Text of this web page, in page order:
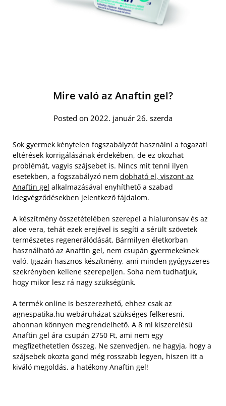
Mire való az Anaftin gel?
Posted on 2022. január 26. szerda
Sok gyermek kénytelen fogszabályzót használni a fogazati
eltérések korrigálásának érdekében, de ez okozhat
problémát, vagyis szájsebet is. Nincs mit tenni ilyen
esetekben, a fogszabályzó nem dobható el, viszont az
Anaftin gel alkalmazásával enyhíthető a szabad
idegvégződésekben jelentkező fájdalom.
A készítmény összetételében szerepel a hialuronsav és az
aloe vera, tehát ezek erejével is segíti a sérült szövetek
természetes regenerálódását. Bármilyen életkorban
használható az Anaftin gel, nem csupán gyermekeknek
való. Igazán hasznos készítmény, ami minden gyógyszeres
szekrényben kellene szerepeljen. Soha nem tudhatjuk,
hogy mikor lesz rá nagy szükségünk.
A termék online is beszerezhető, ehhez csak az
agnespatika.hu webáruházat szükséges felkeresni,
ahonnan könnyen megrendelhető. A 8 ml kiszerelésű
Anaftin gel ára csupán 2750 Ft, ami nem egy
megfizethetetlen összeg. Ne szenvedjen, ne hagyja, hogy a
szájsebek okozta gond még rosszabb legyen, hiszen itt a
kiváló megoldás, a hatékony Anaftin gel!